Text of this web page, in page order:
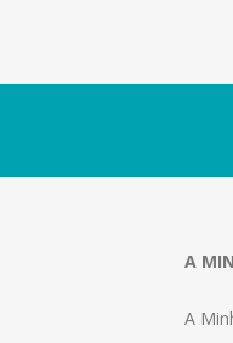
A
A